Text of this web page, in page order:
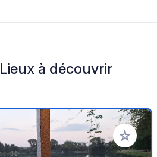
Lieux à découvrir
Ajouter à